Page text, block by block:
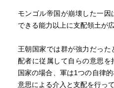
モンゴル帝国が崩壊した一
できる能力以上に支配領土が
王朝国家では群が強力だっ
配者に従属して自らの意思
国家の場合、軍は1つの自律
意思による介入と支配を行って